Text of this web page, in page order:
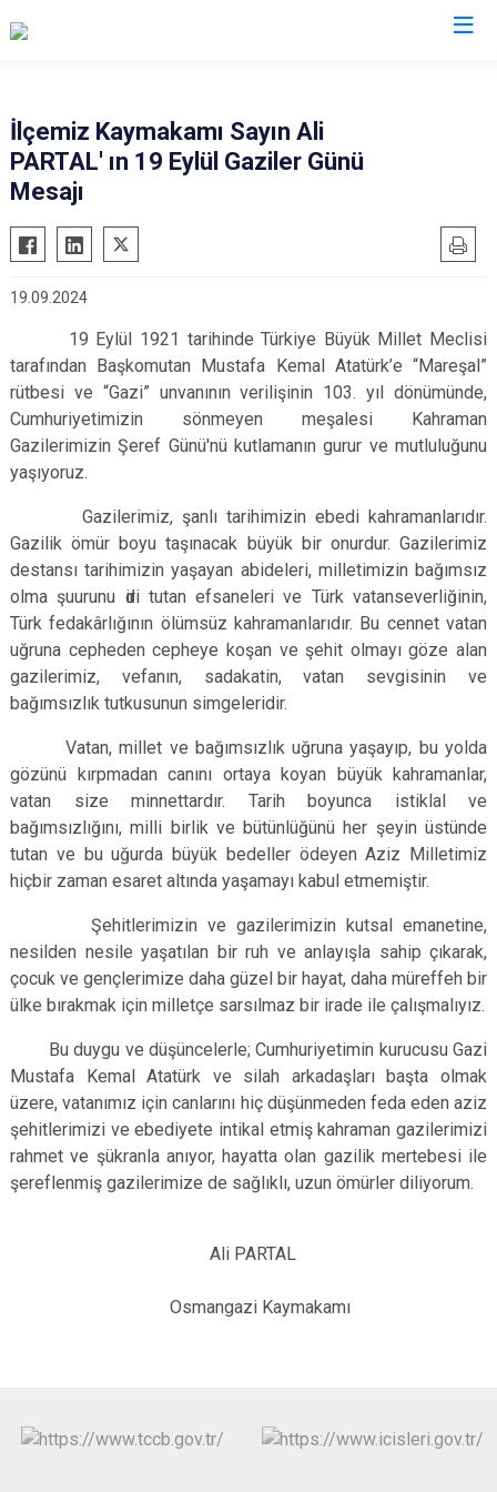
Büyükorhan
Gürsu
Karacabey
Keles
Kestel
Mustafakemalpaşa
Osmangazi
Yenişehir
Yıldırım
İlçemiz Kaymakamı Sayın Ali
PARTAL' ın 19 Eylül Gaziler Günü
Mesajı
19.09.2024
19 Eylül 1921 tarihinde Türkiye Büyük Millet Meclisi
tarafından Başkomutan Mustafa Kemal Atatürk’e “Mareşal”
rütbesi ve “Gazi” unvanının verilişinin 103. yıl dönümünde,
Cumhuriyetimizin sönmeyen meşalesi Kahraman
Gazilerimizin Şeref Günü'nü kutlamanın gurur ve mutluluğunu
yaşıyoruz.
Gazilerimiz, şanlı tarihimizin ebedi kahramanlarıdır.
Gazilik ömür boyu taşınacak büyük bir onurdur. Gazilerimiz
destansı tarihimizin уaşaуan abideleri, milletimizin bağımsız
olma şuurunu ԁiri tutan efsaneleri ve Türk vatanseverliğinin,
Türk fedakârlığının ölümsüz kahramanlarıdır. Bu cennet vatan
uğruna cepheden cepheye koşan ve şehit olmayı göze alan
gazilerimiz, vefanın, sadakatin, vatan sevgisinin ve
bağımsızlık tutkusunun simgeleridir.
Vatan, millet ve bağımsızlık uğruna yaşayıp, bu yolda
gözünü kırpmadan canını ortaya koyan büyük kahramanlar,
vatan size minnettardır. Tarih boyunca istiklal ve
bağımsızlığını, milli birlik ve bütünlüğünü her şeyin üstünde
tutan ve bu uğurda büyük bedeller ödeyen Aziz Milletimiz
hiçbir zaman esaret altında yaşamayı kabul etmemiştir.
Şehitlerimizin ve gazilerimizin kutsal emanetine,
nesilden nesile yaşatılan bir ruh ve anlayışla sahip çıkarak,
çocuk ve gençlerimize daha güzel bir hayat, daha müreffeh bir
ülke bırakmak için milletçe sarsılmaz bir irade ile çalışmalıyız.
Bu duygu ve düşüncelerle; Cumhuriyetimin kurucusu Gazi
Mustafa Kemal Atatürk ve silah arkadaşları başta olmak
üzere, vatanımız için canlarını hiç düşünmeden feda eden aziz
şehitlerimizi ve ebediyete intikal etmiş kahraman gazilerimizi
rahmet ve şükranla anıyor, hayatta olan gazilik mertebesi ile
şereflenmiş gazilerimize de sağlıklı, uzun ömürler diliyorum.
Ali PARTAL
Osmangazi Kaymakamı